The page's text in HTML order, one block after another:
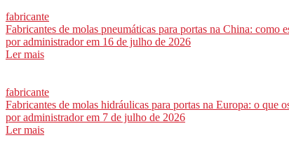
fabricante
Fabricantes de molas pneumáticas para portas na China: como
poradministradorem 16 de julho de 2026
Ler mais
fabricante
Fabricantes de molas hidráulicas para portas na Europa: o que
poradministradorem 7 de julho de 2026
Ler mais